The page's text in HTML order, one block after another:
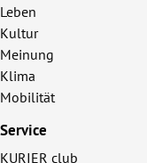
Leben
Kultur
Meinung
Klima
Mobilität
Service
KURIER club